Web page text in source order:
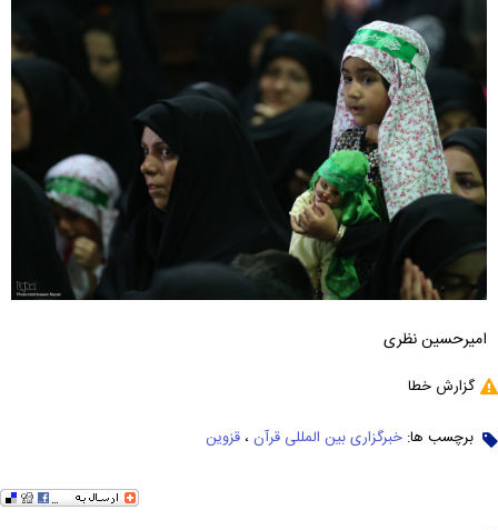
امیرحسین نظری
گزارش خطا
برچسب ها: خبرگزاری بین المللی قرآن ، قزوین